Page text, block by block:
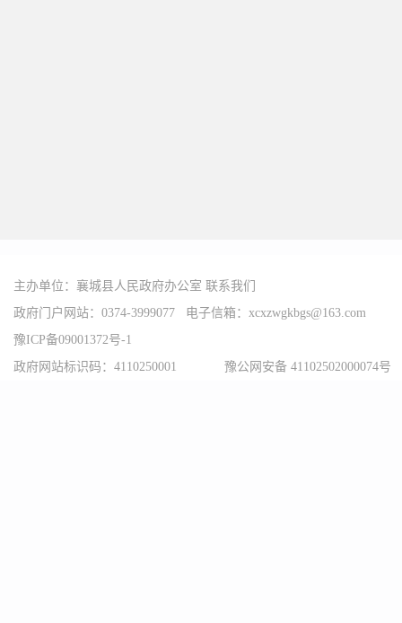
主办单位：襄城县人民政府办公室 联系我们
政府门户网站：0374-3999077 电子信箱：xcxzwgkbgs@163.com
豫ICP备09001372号-1
政府网站标识码：4110250001
豫公网安备 41102502000074号